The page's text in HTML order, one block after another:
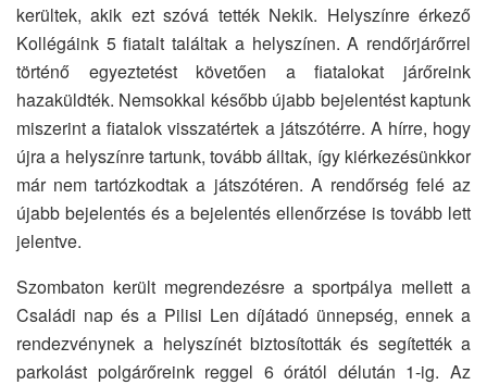
kerültek, akik ezt szóvá tették Nekik. Helyszínre érkező
Kollégáink 5 fiatalt találtak a helyszínen. A rendőrjárőrrel
történő egyeztetést követően a fiatalokat járőreink
hazaküldték. Nemsokkal később újabb bejelentést kaptunk
miszerint a fiatalok visszatértek a játszótérre. A hírre, hogy
újra a helyszínre tartunk, tovább álltak, így kiérkezésünkkor
már nem tartózkodtak a játszótéren. A rendőrség felé az
újabb bejelentés és a bejelentés ellenőrzése is tovább lett
jelentve.
Szombaton került megrendezésre a sportpálya mellett a
Családi nap és a Pilisi Len díjátadó ünnepség, ennek a
rendezvénynek a helyszínét biztosították és segítették a
parkolást polgárőreink reggel 6 órától délután 1-ig. Az